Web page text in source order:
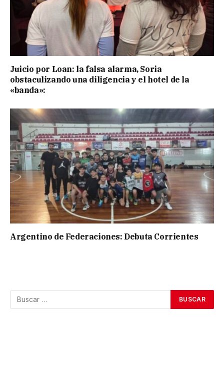
Juicio por Loan: la falsa alarma, Soria
obstaculizando una diligencia y el hotel de la
«banda»:
Argentino de Federaciones: Debuta Corrientes